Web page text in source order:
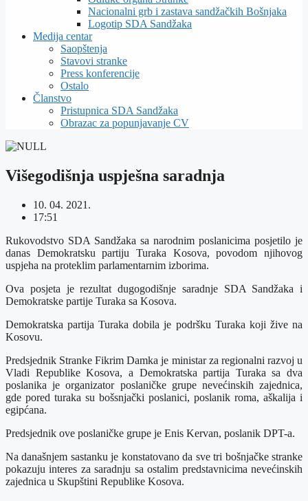
Nacionalni grb i zastava sandžačkih Bošnjaka
Logotip SDA Sandžaka
Medija centar
Saopštenja
Stavovi stranke
Press konferencije
Ostalo
Članstvo
Pristupnica SDA Sandžaka
Obrazac za popunjavanje CV
Višegodišnja uspješna saradnja
10. 04. 2021.
17:51
Rukovodstvo SDA Sandžaka sa narodnim poslanicima posjetilo je
danas Demokratsku partiju Turaka Kosova, povodom njihovog
uspjeha na proteklim parlamentarnim izborima.
Ova posjeta je rezultat dugogodišnje saradnje SDA Sandžaka i
Demokratske partije Turaka sa Kosova.
Demokratska partija Turaka dobila je podršku Turaka koji žive na
Kosovu.
Predsjednik Stranke Fikrim Damka je ministar za regionalni razvoj u
Vladi Republike Kosova, a Demokratska partija Turaka sa dva
poslanika je organizator poslaničke grupe nevećinskih zajednica,
gde pored turaka su bošsnjački poslanici, poslanik roma, aškalija i
egipćana.
Predsjednik ove poslaničke grupe je Enis Kervan, poslanik DPT-a.
Na današnjem sastanku je konstatovano da sve tri bošnjačke stranke
pokazuju interes za saradnju sa ostalim predstavnicima nevećinskih
zajednica u Skupštini Republike Kosova.